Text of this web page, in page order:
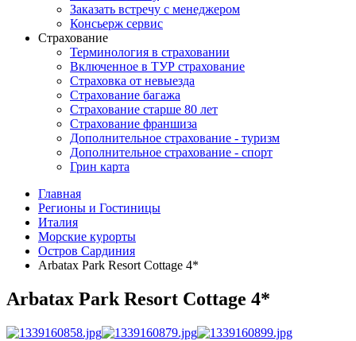
Заказать встречу с менеджером
Консьерж сервис
Страхование
Терминология в страховании
Включенное в ТУР страхование
Страховка от невыезда
Страхование багажа
Страхование старше 80 лет
Страхование франшиза
Дополнительное страхование - туризм
Дополнительное страхование - спорт
Грин карта
Главная
Регионы и Гостиницы
Италия
Морские курорты
Остров Сардиния
Arbatax Park Resort Cottage 4*
Arbatax Park Resort Cottage 4*